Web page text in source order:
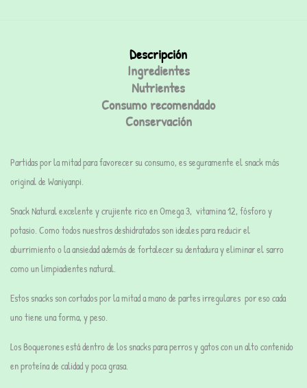
Descripción
Ingredientes
Nutrientes
Consumo recomendado
Conservación
Partidas por la mitad para favorecer su consumo, es seguramente el snack más
original de Waniyanpi.
Snack Natural excelente y crujiente rico en Omega 3, vitamina 12, fósforo y
potasio. Como todos nuestros deshidratados son ideales para reducir el
aburrimiento o la ansiedad además de fortalecer su dentadura y eliminar el sarro
como un limpiadientes natural.
Estos snacks son cortados por la mitad a mano de partes irregulares por eso cada
uno tiene una forma, y peso.
Los Boquerones está dentro de los snacks para perros y gatos con un alto contenido
enproteínade calidad ypoca grasa.